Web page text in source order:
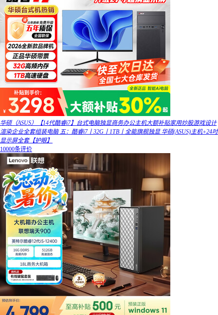
华硕（ASUS）【14代酷睿i7】台式电脑独显商务办公主机大额补贴家用炒股游戏设计
渲染企业全套组装电脑 五：酷睿i7丨32G丨1TB丨全能旗舰独显 华硕(ASUS)主机+24吋
显示屏全套【护眼】
10000条评价